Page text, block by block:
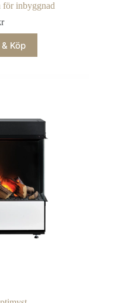
för inbyggnad
Köp